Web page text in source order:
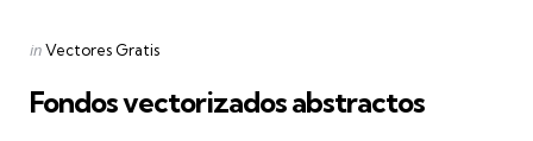
Categories
Posted
inVectores Gratis
Fondos vectorizados abstractos